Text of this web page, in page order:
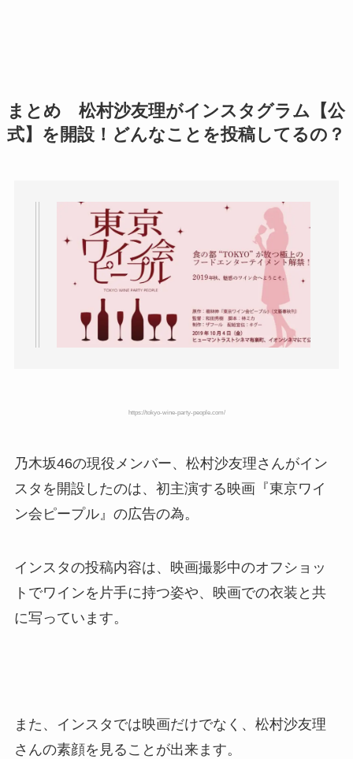
まとめ 松村沙友理がインスタグラム【公
式】を開設！どんなことを投稿してるの？
https://tokyo-wine-party-people.com/
乃木坂46の現役メンバー、松村沙友理さんがイン
スタを開設したのは、初主演する映画『東京ワイ
ン会ピープル』の広告の為。
インスタの投稿内容は、映画撮影中のオフショッ
トでワインを片手に持つ姿や、映画での衣装と共
に写っています。
また、インスタでは映画だけでなく、松村沙友理
さんの素顔を見ることが出来ます。